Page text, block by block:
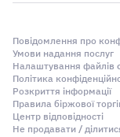
Повідомлення про
Умови надання послуг
Налаштування файлів
Політика
Розкриття інформації
Правила біржової
Центр відповідності
Не продавати /